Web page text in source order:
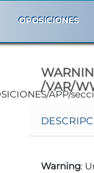
OPOSICIONES
APP/
/VAR/
Warning: